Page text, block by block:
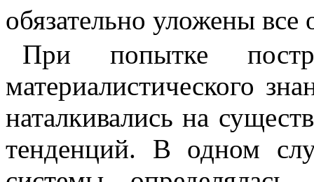
обязательно уложены
При попытке
материалистичес­кого
наталкивались на
тенденций. В одном